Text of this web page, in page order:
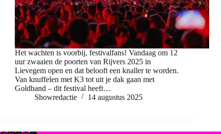
Het wachten is voorbij, festivalfans! Vandaag om 12
uur zwaaien de poorten van Rijvers 2025 in
Lievegem open en dat belooft een knaller te worden.
Van knuffelen met K3 tot uit je dak gaan met
Goldband – dit festival heeft…
Showredactie
14 augustus 2025